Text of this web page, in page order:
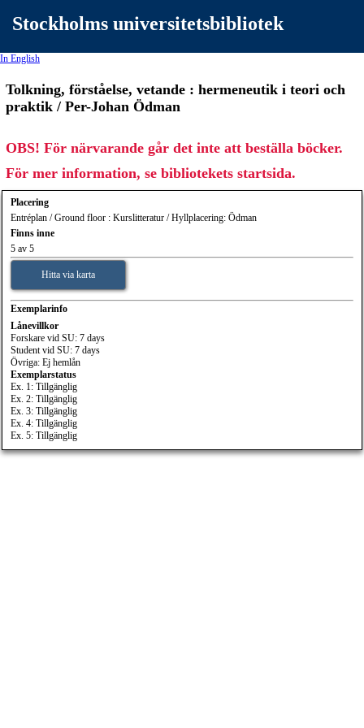
Stockholms universitetsbibliotek
In English
Tolkning, förståelse, vetande : hermeneutik i teori och
praktik / Per-Johan Ödman
OBS! För närvarande går det inte att beställa böcker.
För mer information, se bibliotekets startsida.
Placering
Entréplan / Ground floor : Kurslitteratur / Hyllplacering: Ödman
Finns inne
5 av 5
Hitta via karta
Exemplarinfo
Lånevillkor
Forskare vid SU: 7 days
Student vid SU: 7 days
Övriga: Ej hemlån
Exemplarstatus
Ex. 1: Tillgänglig
Ex. 2: Tillgänglig
Ex. 3: Tillgänglig
Ex. 4: Tillgänglig
Ex. 5: Tillgänglig